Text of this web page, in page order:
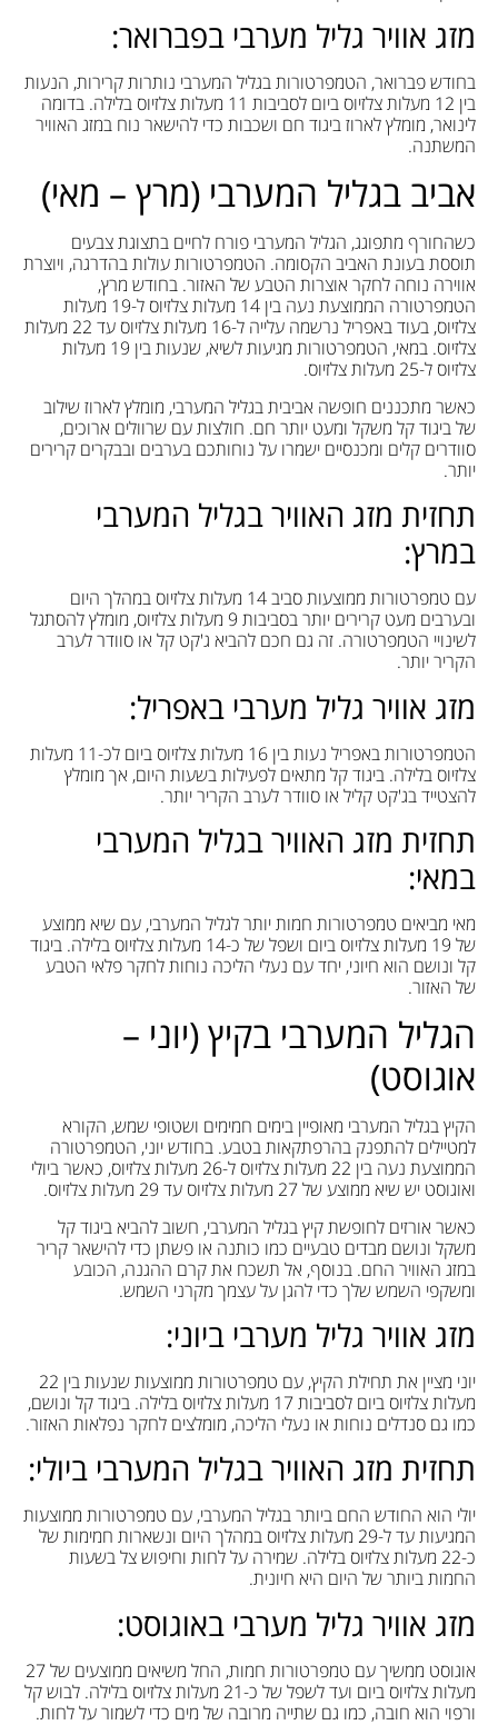
מזג אוויר גליל מערבי בפברואר:
בחודש פברואר, הטמפרטורות בגליל המערבי נותרות קרירות, הנעות
בין 12 מעלות צלזיוס ביום לסביבות 11 מעלות צלזיוס בלילה. בדומה
לינואר, מומלץ לארוז ביגוד חם ושכבות כדי להישאר נוח במזג האוויר
המשתנה.
אביב בגליל המערבי (מרץ – מאי)
כשהחורף מתפוגג, הגליל המערבי פורח לחיים בתצוגת צבעים
תוססת בעונת האביב הקסומה. הטמפרטורות עולות בהדרגה, ויוצרת
אווירה נוחה לחקר אוצרות הטבע של האזור. בחודש מרץ,
הטמפרטורה הממוצעת נעה בין 14 מעלות צלזיוס ל-19 מעלות
צלזיוס, בעוד באפריל נרשמה עלייה ל-16 מעלות צלזיוס עד 22 מעלות
צלזיוס. במאי, הטמפרטורות מגיעות לשיא, שנעות בין 19 מעלות
צלזיוס ל-25 מעלות צלזיוס.
כאשר מתכננים חופשה אביבית בגליל המערבי, מומלץ לארוז שילוב
של ביגוד קל משקל ומעט יותר חם. חולצות עם שרוולים ארוכים,
סוודרים קלים ומכנסיים ישמרו על נוחותכם בערבים ובבקרים קרירים
יותר.
תחזית מזג האוויר בגליל המערבי
במרץ:
עם טמפרטורות ממוצעות סביב 14 מעלות צלזיוס במהלך היום
ובערבים מעט קרירים יותר בסביבות 9 מעלות צלזיוס, מומלץ להסתגל
לשינויי הטמפרטורה. זה גם חכם להביא ג'קט קל או סוודר לערב
הקריר יותר.
מזג אוויר גליל מערבי באפריל:
הטמפרטורות באפריל נעות בין 16 מעלות צלזיוס ביום לכ-11 מעלות
צלזיוס בלילה. ביגוד קל מתאים לפעילות בשעות היום, אך מומלץ
להצטייד בג'קט קליל או סוודר לערב הקריר יותר.
תחזית מזג האוויר בגליל המערבי
במאי:
מאי מביאים טמפרטורות חמות יותר לגליל המערבי, עם שיא ממוצע
של 19 מעלות צלזיוס ביום ושפל של כ-14 מעלות צלזיוס בלילה. ביגוד
קל ונושם הוא חיוני, יחד עם נעלי הליכה נוחות לחקר פלאי הטבע
של האזור.
הגליל המערבי בקיץ (יוני –
אוגוסט)
הקיץ בגליל המערבי מאופיין בימים חמימים ושטופי שמש, הקורא
למטיילים להתפנק בהרפתקאות בטבע. בחודש יוני, הטמפרטורה
הממוצעת נעה בין 22 מעלות צלזיוס ל-26 מעלות צלזיוס, כאשר ביולי
ואוגוסט יש שיא ממוצע של 27 מעלות צלזיוס עד 29 מעלות צלזיוס.
כאשר אורזים לחופשת קיץ בגליל המערבי, חשוב להביא ביגוד קל
משקל ונושם מבדים טבעיים כמו כותנה או פשתן כדי להישאר קריר
במזג האוויר החם. בנוסף, אל תשכח את קרם ההגנה, הכובע
ומשקפי השמש שלך כדי להגן על עצמך מקרני השמש.
מזג אוויר גליל מערבי ביוני:
יוני מציין את תחילת הקיץ, עם טמפרטורות ממוצעות שנעות בין 22
מעלות צלזיוס ביום לסביבות 17 מעלות צלזיוס בלילה. ביגוד קל ונושם,
כמו גם סנדלים נוחות או נעלי הליכה, מומלצים לחקר נפלאות האזור.
תחזית מזג האוויר בגליל המערבי ביולי:
יולי הוא החודש החם ביותר בגליל המערבי, עם טמפרטורות ממוצעות
המגיעות עד ל-29 מעלות צלזיוס במהלך היום ונשארות חמימות של
כ-22 מעלות צלזיוס בלילה. שמירה על לחות וחיפוש צל בשעות
החמות ביותר של היום היא חיונית.
מזג אוויר גליל מערבי באוגוסט:
אוגוסט ממשיך עם טמפרטורות חמות, החל משיאים ממוצעים של 27
מעלות צלזיוס ביום ועד לשפל של כ-21 מעלות צלזיוס בלילה. לבוש קל
ורפוי הוא חובה, כמו גם שתייה מרובה של מים כדי לשמור על לחות.